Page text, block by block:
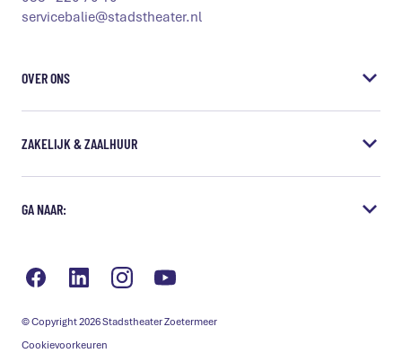
servicebalie@stadstheater.nl
OVER ONS
Steun het Stadstheater
Educatie
Samenwerkingen
ZAKELIJK & ZAALHUUR
Borrels & diner
Grote zaal huren
GA NAAR:
Veelgestelde vragen
Technische gegevens
ANBI Verantwoording
© Copyright 2026 Stadstheater Zoetermeer
Cookievoorkeuren